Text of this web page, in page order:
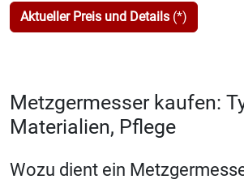
Aktueller Preis und Details (*)
Metzgermesser kaufen:
Materialien, Pflege
Wozu dient ein